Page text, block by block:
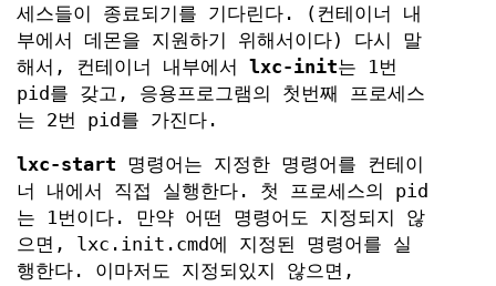
세스들이 종료되기를 기다린다. (컨테이너 내
부에서 데몬을 지원하기 위해서이다) 다시 말
해서, 컨테이너 내부에서 lxc-init는 1번
pid를 갖고, 응용프로그램의 첫번째 프로세스
는 2번 pid를 가진다.
lxc-start 명령어는 지정한 명령어를 컨테이
너 내에서 직접 실행한다. 첫 프로세스의 pid
는 1번이다. 만약 어떤 명령어도 지정되지 않
으면, lxc.init.cmd에 지정된 명령어를 실
행한다. 이마저도 지정되있지 않으면,